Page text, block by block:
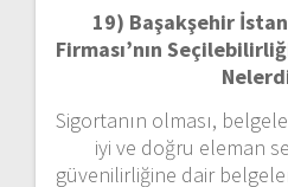
19) Başakşehir
Firması’nın
Sigortanın olması,
iyi ve doğru eleman
güvenilirliğine dair